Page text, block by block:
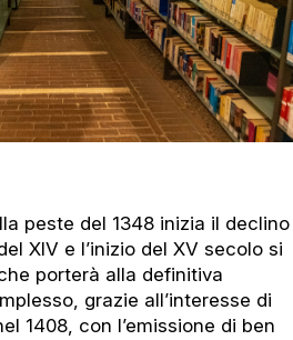
peste del 1348 inizia il declino
XIV e l’inizio del XV secolo si
porterà alla definitiva
grazie all’interesse di
1408, con l’emissione di ben